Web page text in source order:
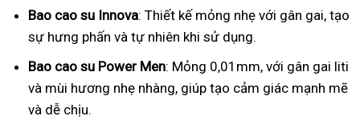
Bao cao su Innova: Thiết kế mỏng nhẹ với gân gai, tạo
sự hưng phấn và tự nhiên khi sử dụng.
Bao cao su Power Men: Mỏng 0,01mm, với gân gai liti
và mùi hương nhẹ nhàng, giúp tạo cảm giác mạnh mẽ
và dễ chịu.